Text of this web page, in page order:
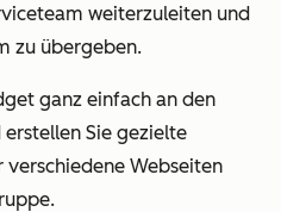
weiterzuleiten und
zu übergeben.
ganz einfach an den
Sie gezielte
Webseiten